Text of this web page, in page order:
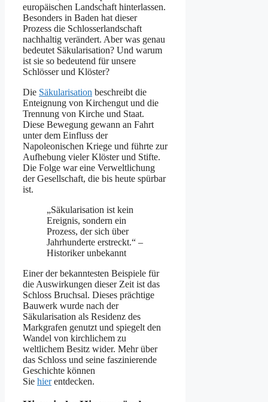
europäischen Landschaft hinterlassen.
Besonders in Baden hat dieser
Prozess die Schlosserlandschaft
nachhaltig verändert. Aber was genau
bedeutet Säkularisation? Und warum
ist sie so bedeutend für unsere
Schlösser und Klöster?
Die Säkularisation beschreibt die
Enteignung von Kirchengut und die
Trennung von Kirche und Staat.
Diese Bewegung gewann an Fahrt
unter dem Einfluss der
Napoleonischen Kriege und führte zur
Aufhebung vieler Klöster und Stifte.
Die Folge war eine Verweltlichung
der Gesellschaft, die bis heute spürbar
ist.
„Säkularisation ist kein
Ereignis, sondern ein
Prozess, der sich über
Jahrhunderte erstreckt.“ –
Historiker unbekannt
Einer der bekanntesten Beispiele für
die Auswirkungen dieser Zeit ist das
Schloss Bruchsal. Dieses prächtige
Bauwerk wurde nach der
Säkularisation als Residenz des
Markgrafen genutzt und spiegelt den
Wandel von kirchlichem zu
weltlichem Besitz wider. Mehr über
das Schloss und seine faszinierende
Geschichte können
Sie hierentdecken.